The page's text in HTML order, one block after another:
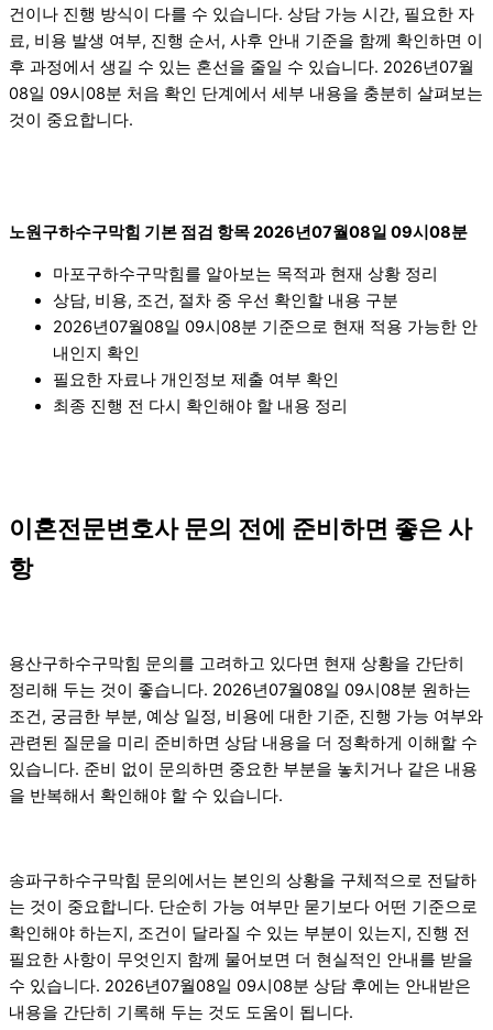
건이나 진행 방식이 다를 수 있습니다. 상담 가능 시간, 필요한 자
료, 비용 발생 여부, 진행 순서, 사후 안내 기준을 함께 확인하면 이
후 과정에서 생길 수 있는 혼선을 줄일 수 있습니다. 2026년07월
08일 09시08분 처음 확인 단계에서 세부 내용을 충분히 살펴보는
것이 중요합니다.
노원구하수구막힘 기본 점검 항목 2026년07월08일 09시08분
마포구하수구막힘를 알아보는 목적과 현재 상황 정리
상담, 비용, 조건, 절차 중 우선 확인할 내용 구분
2026년07월08일 09시08분 기준으로 현재 적용 가능한 안
내인지 확인
필요한 자료나 개인정보 제출 여부 확인
최종 진행 전 다시 확인해야 할 내용 정리
이혼전문변호사 문의 전에 준비하면 좋은 사
항
용산구하수구막힘 문의를 고려하고 있다면 현재 상황을 간단히
정리해 두는 것이 좋습니다. 2026년07월08일 09시08분 원하는
조건, 궁금한 부분, 예상 일정, 비용에 대한 기준, 진행 가능 여부와
관련된 질문을 미리 준비하면 상담 내용을 더 정확하게 이해할 수
있습니다. 준비 없이 문의하면 중요한 부분을 놓치거나 같은 내용
을 반복해서 확인해야 할 수 있습니다.
송파구하수구막힘 문의에서는 본인의 상황을 구체적으로 전달하
는 것이 중요합니다. 단순히 가능 여부만 묻기보다 어떤 기준으로
확인해야 하는지, 조건이 달라질 수 있는 부분이 있는지, 진행 전
필요한 사항이 무엇인지 함께 물어보면 더 현실적인 안내를 받을
수 있습니다. 2026년07월08일 09시08분 상담 후에는 안내받은
내용을 간단히 기록해 두는 것도 도움이 됩니다.